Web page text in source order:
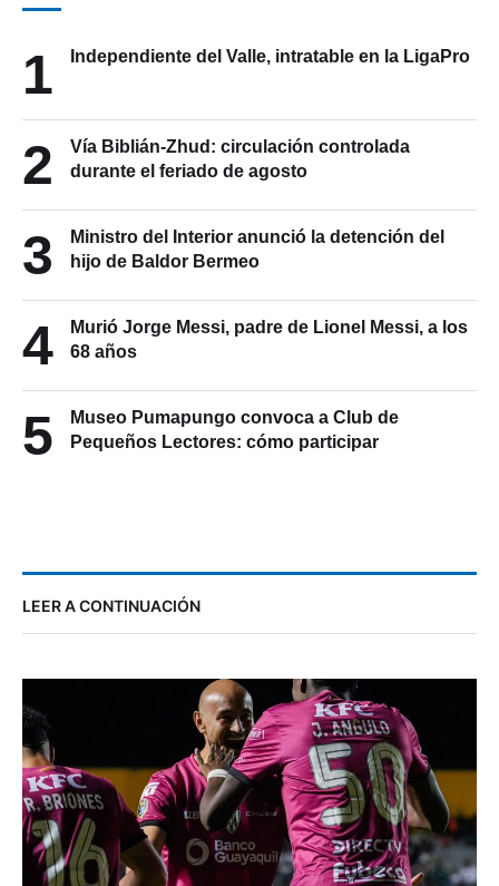
1 Independiente del Valle, intratable en la LigaPro
2
Vía Biblián-Zhud: circulación controlada
durante el feriado de agosto
3
Ministro del Interior anunció la detención del
hijo de Baldor Bermeo
4
Murió Jorge Messi, padre de Lionel Messi, a los
68 años
5
Museo Pumapungo convoca a Club de
Pequeños Lectores: cómo participar
LEER A CONTINUACIÓN